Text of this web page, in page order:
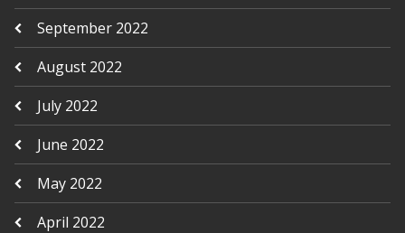
September 2022
August 2022
July 2022
June 2022
May 2022
April 2022